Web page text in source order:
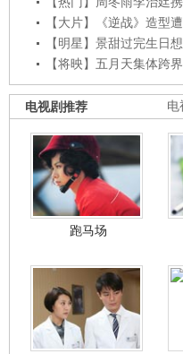
【大片】《逆战》造型
【明星】景甜过完生日
【将映】五月天集体跨
电
电视剧推荐
跑马场